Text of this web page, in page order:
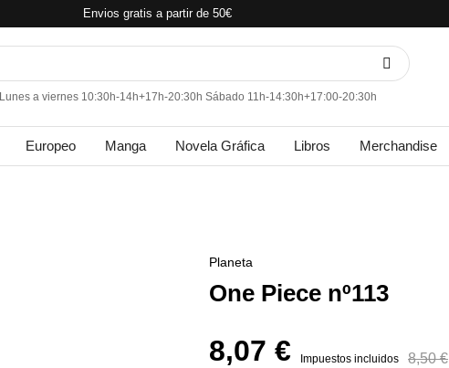
Envios gratis a partir de 50€
Lunes a viernes 10:30h-14h+17h-20:30h Sábado 11h-14:30h+17:00-20:30h
Europeo Manga Novela Gráfica Libros Merchandise
Planeta
One Piece nº113
8,07 € Impuestos incluidos 8,50 €